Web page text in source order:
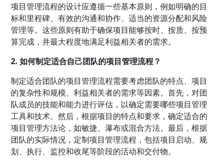
项目管理流程的设计应遵循一些基本原则，例如明确的目
标和里程碑、有效的沟通和协作、适当的资源分配和风险
管理等。这些原则有助于确保项目能够按时、按质、按预
算完成，并最大程度地满足利益相关者的需求。
2. 如何制定适合自己团队的项目管理流程？
制定适合团队的项目管理流程需要考虑团队的特点、项目
的复杂性和规模、利益相关者的需求等因素。首先，对团
队成员的技能和能力进行评估，以确定需要哪些项目管理
工具和技术。然后，根据项目的特点和要求，确定适合的
项目管理方法论，如敏捷、瀑布或混合方法。最后，根据
团队的实际情况，定制项目管理流程，包括项目启动、规
划、执行、监控和收尾等阶段的活动和交付物。